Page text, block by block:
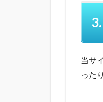
当サ
った